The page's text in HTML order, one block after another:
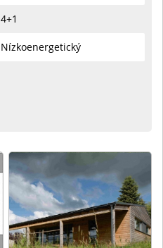
4+1
Nízkoenergetický